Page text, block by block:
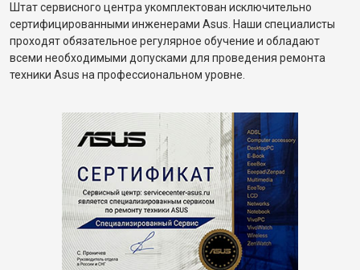
Штат сервисного центра укомплектован исключительно
сертифицированными инженерами Asus. Наши специалисты
проходят обязательное регулярное обучение и обладают
всеми необходимыми допусками для проведения ремонта
техники Asus на профессиональном уровне.